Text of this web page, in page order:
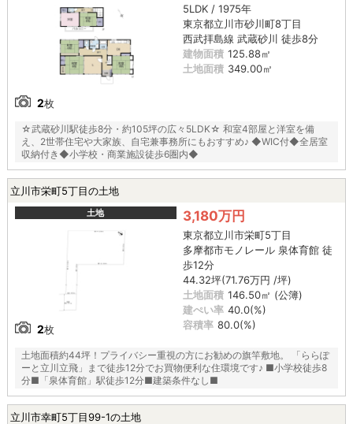
2枚
5LDK / 1975年
東京都立川市砂川町8丁目
西武拝島線 武蔵砂川 徒歩8分
建物面積 125.88㎡
土地面積 349.00㎡
☆武蔵砂川駅徒歩8分・約105坪の広々5LDK☆ 和室4部屋と洋室を備
え、2世帯住宅や大家族、自宅兼事務所にもおすすめ♪ ◆WIC付◆全居室
収納付き◆小学校・商業施設徒歩6圏内◆
立川市栄町5丁目の土地
土地
2枚
3,180万円
東京都立川市栄町5丁目
多摩都市モノレール 泉体育館 徒
歩12分
44.32坪(71.76万円 /坪)
土地面積 146.50㎡ (公簿)
建ぺい率 40.0(%)
容積率 80.0(%)
土地面積約44坪！プライバシー重視の方にお勧めの旗竿敷地。 「ららぽ
ーと立川立飛」まで徒歩12分でお買物便利な住環境です♪ ■小学校徒歩8
分■「泉体育館」駅徒歩12分■建築条件なし■
立川市幸町5丁目99-1の土地